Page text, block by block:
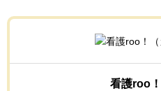
看護roo